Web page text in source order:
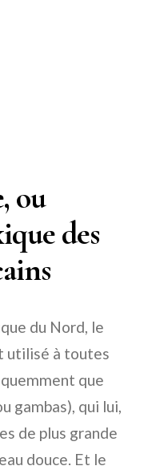
ou
des
du Nord, le
utilisé à toutes
que
gambas), qui lui,
de plus grande
douce. Et le